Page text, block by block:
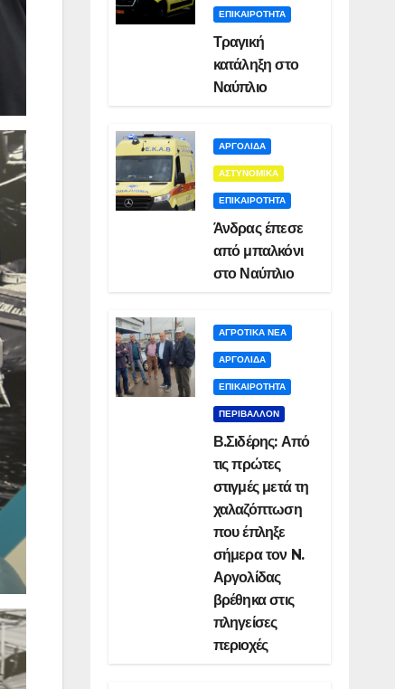
ΕΠΙΚΑΙΡΟΤΗΤΑ
Τραγική
κατάληξη στο
Ναύπλιο
ΑΡΓΟΛΙΔΑ
ΑΣΤΥΝΟΜΙΚΑ
ΕΠΙΚΑΙΡΟΤΗΤΑ
Άνδρας έπεσε
από μπαλκόνι
στο Ναύπλιο
ΑΓΡΟΤΙΚΑ ΝΕΑ
ΑΡΓΟΛΙΔΑ
ΕΠΙΚΑΙΡΟΤΗΤΑ
ΠΕΡΙΒΑΛΛΟΝ
Β.Σιδέρης: Από
τις πρώτες
στιγμές μετά τη
χαλαζόπτωση
που έπληξε
σήμερα τον N.
Αργολίδας
βρέθηκα στις
πληγείσες
περιοχές